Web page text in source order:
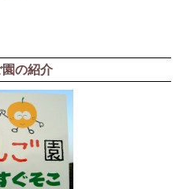
園の紹介